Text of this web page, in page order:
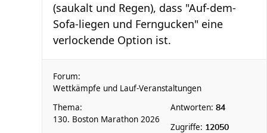
(saukalt und Regen), dass "Auf-dem-
Sofa-liegen und Ferngucken" eine
verlockende Option ist.
Forum:
Wettkämpfe und Lauf-Veranstaltungen
Thema:
130. Boston Marathon 2026
Antworten: 84
Zugriffe: 12050